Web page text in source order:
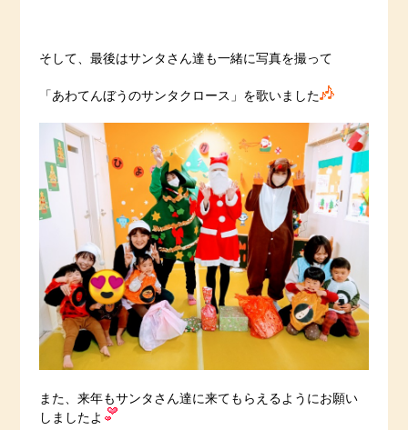
そして、最後はサンタさん達も一緒に写真を撮って
「あわてんぼうのサンタクロース」を歌いました
また、来年もサンタさん達に来てもらえるようにお願い
しましたよ